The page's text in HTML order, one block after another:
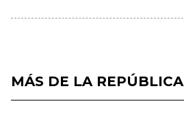
MÁS DE LA REPÚBLICA